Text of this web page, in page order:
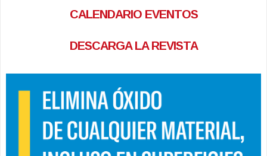
CALENDARIO EVENTOS
DESCARGA LA REVISTA